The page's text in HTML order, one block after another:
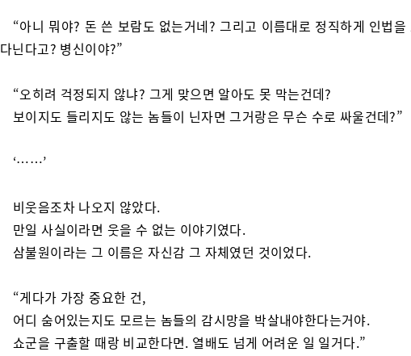
“아니 뭐야? 돈 쓴 보람도 없는거네? 그리고 이름대로 정직하게 인법을
다닌다고? 병신이야?”
“오히려 걱정되지 않냐? 그게 맞으면 알아도 못 막는건데?
보이지도 들리지도 않는 놈들이 닌자면 그거랑은 무슨 수로 싸울건데?”
‘……’
비웃음조차 나오지 않았다.
만일 사실이라면 웃을 수 없는 이야기였다.
삼불원이라는 그 이름은 자신감 그 자체였던 것이었다.
“게다가 가장 중요한 건,
어디 숨어있는지도 모르는 놈들의 감시망을 박살내야한다는거야.
쇼군을 구출할 때랑 비교한다면. 열배도 넘게 어려운 일 일거다.”